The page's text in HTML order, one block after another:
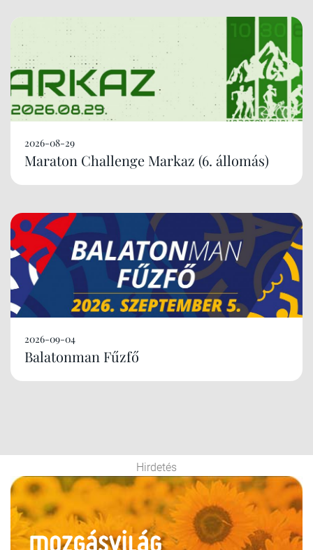
2026-08-29
Maraton Challenge Markaz (6. állomás)
2026-09-04
Balatonman Fűzfő
Hirdetés